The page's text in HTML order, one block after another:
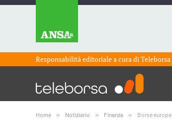
Responsabilità editoriale a cura diTeleborsa
Home » Notiziario » Finanza » Borse